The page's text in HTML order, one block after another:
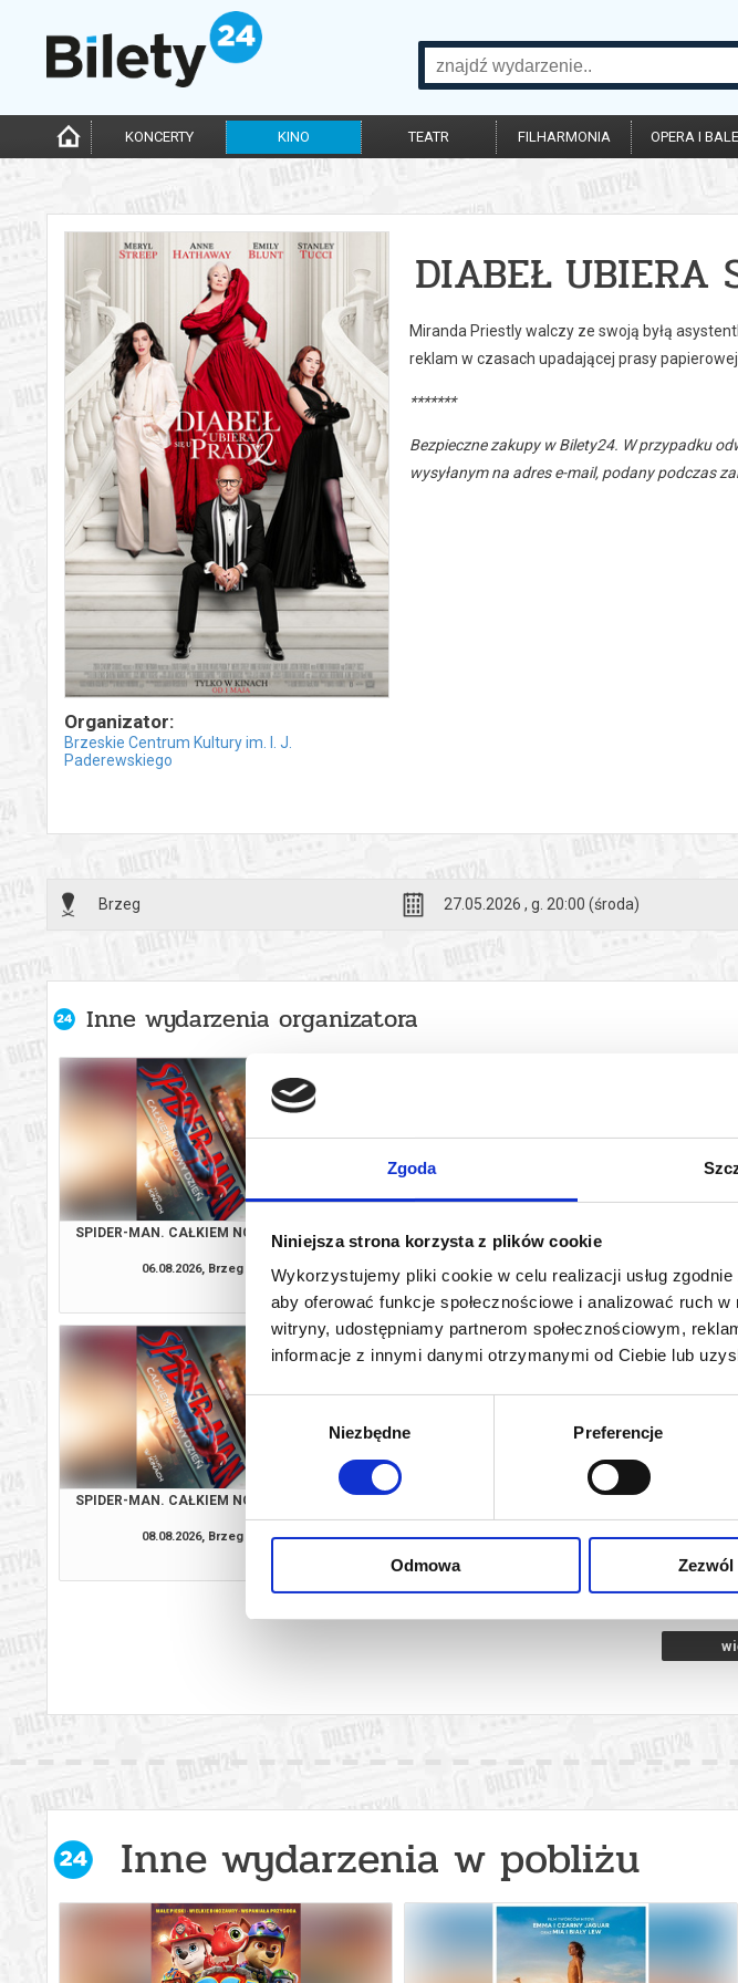
Zgoda
Niniejsza strona korzysta z plików cookie
Wykorzystujemy pliki cookie w celu realizacji usług zgodnie
aby oferować funkcje społecznościowe i analizować ruch
witryny, udostępniamy partnerom społecznościowym,
informacje z innymi danymi otrzymanymi od Ciebie lub
Wybór
Niezbędne Preferencje
Odmowa Zezwól
KONCERTY KINO TEATR FILHARMONIA OPERA I
Organizator:
Brzeskie Centrum Kultury im. I. J.
Paderewskiego
DIABEŁ UBIERA
Miranda Priestly walczy ze swoją byłą
reklam w czasach upadającej prasy papierowej.
*******
Bezpieczne zakupy w Bilety24. W przypadku
wysyłanym na adres e-mail, podany podczas
Brzeg 27.05.2026 , g. 20:00 (środa)
Inne wydarzenia organizatora
SPIDER-MAN. CAŁKIEM NOWY DZIEŃ
06.08.2026, Brzeg
kup bilet
PSI PATROL I DINOZAURY
07.08.2026, Brzeg
kup bilet
SPIDER-MAN. CAŁKIEM NOWY DZIEŃ
08.08.2026, Brzeg
08.08.2026, Brzeg
Inne wydarzenia w pobliżu